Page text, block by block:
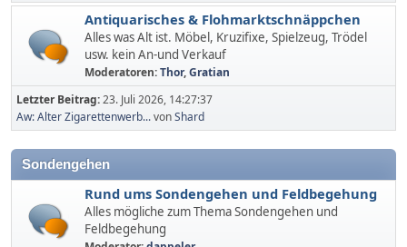
Antiquarisches & Flohmarktschnäppchen
Alles was Alt ist. Möbel, Kruzifixe, Spielzeug, Trödel
usw. kein An-und Verkauf
Moderatoren:Thor,Gratian
Letzter Beitrag:23. Juli 2026, 14:27:37
Aw: Alter Zigarettenwerb...vonShard
Sondengehen
Rund ums Sondengehen und Feldbegehung
Alles mögliche zum Thema Sondengehen und
Feldbegehung